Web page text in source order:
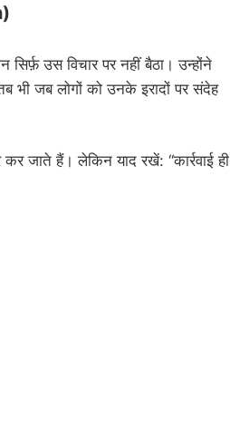
उस विचार पर नहीं बैठा। उन्होंने
भी जब लोगों को उनके इरादों पर संदेह
जाते हैं। लेकिन याद रखें: “कार्रवाई ही